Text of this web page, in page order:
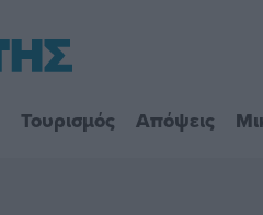
Τουρισμός Απόψεις